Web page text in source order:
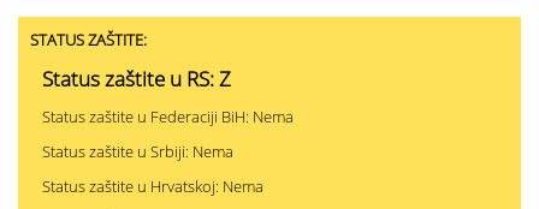
STATUS ZAŠTITE:
Status zaštite u RS: Z
Status zaštite u Federaciji BiH: Nema
Status zaštite u Srbiji: Nema
Status zaštite u Hrvatskoj: Nema